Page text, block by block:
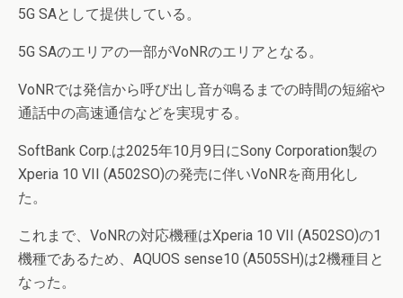
5G SAとして提供している。
5G SAのエリアの一部がVoNRのエリアとなる。
VoNRでは発信から呼び出し音が鳴るまでの時間の短縮や
通話中の高速通信などを実現する。
SoftBank Corp.は2025年10月9日にSony Corporation製の
Xperia 10 VII (A502SO)の発売に伴いVoNRを商用化し
た。
これまで、VoNRの対応機種はXperia 10 VII (A502SO)の1
機種であるため、AQUOS sense10 (A505SH)は2機種目と
なった。